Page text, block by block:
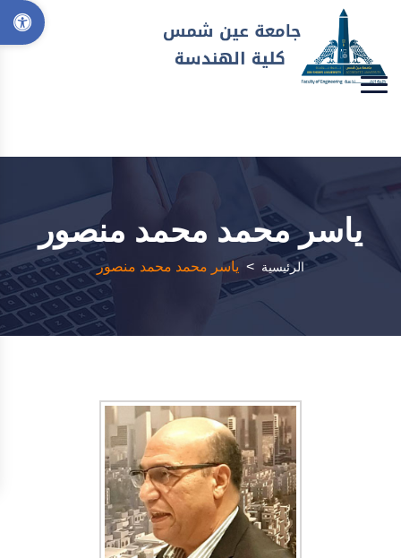
ياسر محمد محمد منصور
الرئيسية > ياسر محمد محمد منصور